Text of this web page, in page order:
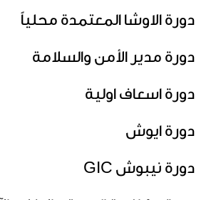
دورة الاوشا المعتمدة محلياً
دورة مدير الأمن والسلامة
دورة اسعاف اولية
دورة ايوش
دورة نيبوش GIC